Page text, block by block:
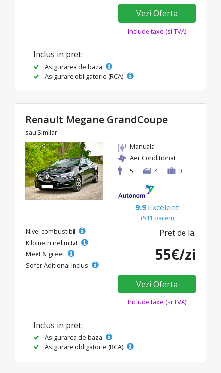
Vezi Oferta
Include taxe (si TVA)
Inclus in pret:
Asigurarea de baza
Asigurare obligatorie (RCA)
Renault Megane GrandCoupe
sau Similar
Manuala
Aer Conditionat
5
4 3
9.9 Excelent
(541 pareri)
Nivel combustibil
Kilometri nelimitat
Meet & greet
Sofer Aditional Inclus
Pret de la:
55€/zi
Vezi Oferta
Include taxe (si TVA)
Inclus in pret:
Asigurarea de baza
Asigurare obligatorie (RCA)